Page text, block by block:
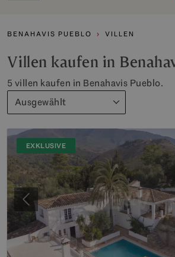
BENAHAVIS PUEBLO VILLEN
Villen kaufen in
5 villen kaufen in Benahavis Pueblo.
Ausgewählt
EXKLUSIVE
Vorherige